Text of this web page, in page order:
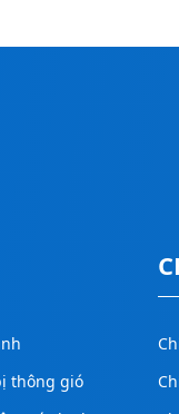
thông gió